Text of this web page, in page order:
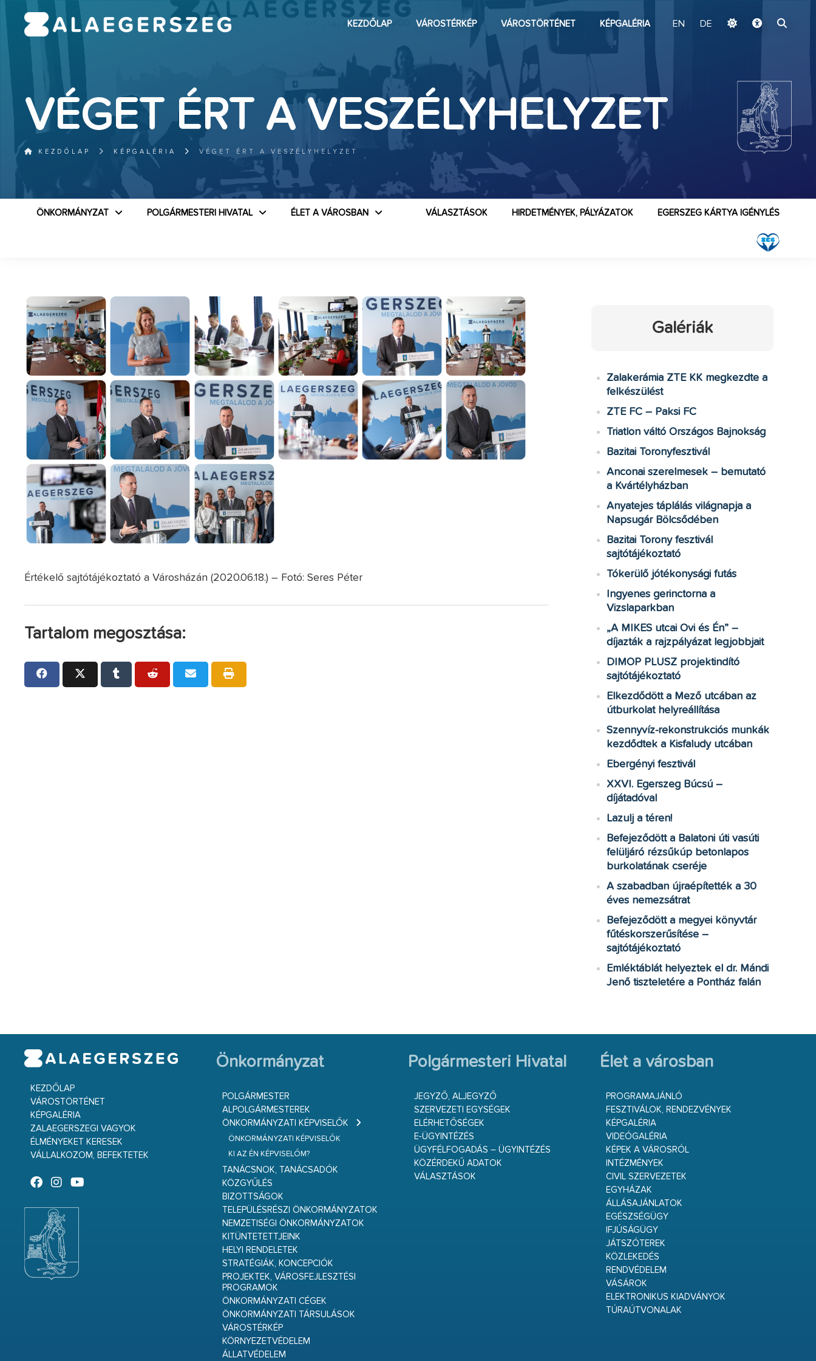
KEZDŐLAP VÁROSTÉRKÉP VÁROSTÖRTÉNET KÉPGALÉRIA EN DE
VÉGET ÉRT A VESZÉLYHELYZET
KEZDŐLAP KÉPGALÉRIA VÉGET ÉRT A VESZÉLYHELYZET
ÖNKORMÁNYZAT POLGÁRMESTERI HIVATAL ÉLET A VÁROSBAN EGERSZEG KÁRTYA IGÉNYLÉS
HIRDETMÉNYEK, PÁLYÁZATOK
VÁLASZTÁSOK
Értékelő sajtótájékoztató a Városházán (2020.06.18.) – Fotó: Seres Péter
Tartalom megosztása:
Galériák
Zalakerámia ZTE KK megkezdte a
felkészülést
ZTE FC – Paksi FC
Triatlon váltó Országos Bajnokság
Bazitai Toronyfesztivál
Anconai szerelmesek – bemutató
a Kvártélyházban
Anyatejes táplálás világnapja a
Napsugár Bölcsődében
Bazitai Torony fesztivál
sajtótájékoztató
Tókerülő jótékonysági futás
Ingyenes gerinctorna a
Vizslaparkban
„A MIKES utcai Ovi és Én” –
díjazták a rajzpályázat legjobbjait
DIMOP PLUSZ projektindító
sajtótájékoztató
Elkezdődött a Mező utcában az
útburkolat helyreállítása
Szennyvíz-rekonstrukciós munkák
kezdődtek a Kisfaludy utcában
Ebergényi fesztivál
XXVI. Egerszeg Búcsú –
díjátadóval
Lazulj a téren!
Befejeződött a Balatoni úti vasúti
felüljáró rézsűkúp betonlapos
burkolatának cseréje
A szabadban újraépítették a 30
éves nemezsátrat
Befejeződött a megyei könyvtár
fűtéskorszerűsítése –
sajtótájékoztató
Emléktáblát helyeztek el dr. Mándi
Jenő tiszteletére a Pontház falán
KEZDŐLAP
VÁROSTÖRTÉNET
KÉPGALÉRIA
ZALAEGERSZEGI VAGYOK
ÉLMÉNYEKET KERESEK
VÁLLALKOZOM, BEFEKTETEK
Önkormányzat
POLGÁRMESTER
ALPOLGÁRMESTEREK
ÖNKORMÁNYZATI KÉPVISELŐK
ÖNKORMÁNYZATI KÉPVISELŐK
KI AZ ÉN KÉPVISELŐM?
TANÁCSNOK, TANÁCSADÓK
KÖZGYŰLÉS
BIZOTTSÁGOK
TELEPÜLÉSRÉSZI ÖNKORMÁNYZATOK
NEMZETISÉGI ÖNKORMÁNYZATOK
KITÜNTETETTJEINK
HELYI RENDELETEK
STRATÉGIÁK, KONCEPCIÓK
PROJEKTEK, VÁROSFEJLESZTÉSI
PROGRAMOK
ÖNKORMÁNYZATI CÉGEK
ÖNKORMÁNYZATI TÁRSULÁSOK
VÁROSTÉRKÉP
KÖRNYEZETVÉDELEM
ÁLLATVÉDELEM
Polgármesteri Hivatal
JEGYZŐ, ALJEGYZŐ
SZERVEZETI EGYSÉGEK
ELÉRHETŐSÉGEK
E-ÜGYINTÉZÉS
ÜGYFÉLFOGADÁS – ÜGYINTÉZÉS
KÖZÉRDEKŰ ADATOK
VÁLASZTÁSOK
Élet a városban
PROGRAMAJÁNLÓ
FESZTIVÁLOK, RENDEZVÉNYEK
KÉPGALÉRIA
VIDEÓGALÉRIA
KÉPEK A VÁROSRÓL
INTÉZMÉNYEK
CIVIL SZERVEZETEK
EGYHÁZAK
ÁLLÁSAJÁNLATOK
EGÉSZSÉGÜGY
IFJÚSÁGÜGY
JÁTSZÓTEREK
KÖZLEKEDÉS
RENDVÉDELEM
VÁSÁROK
ELEKTRONIKUS KIADVÁNYOK
TÚRAÚTVONALAK